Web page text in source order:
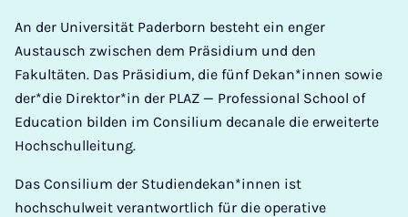
An der Universität Paderborn besteht ein enger
Austausch zwischen dem Präsidium und den
Fakultäten. Das Präsidium, die fünf Dekan*innen sowie
der*die Direktor*in der PLAZ — Professional School of
Education bilden im Consilium decanale die erweiterte
Hochschulleitung.
Das Consilium der Studiendekan*innen ist
hochschulweit verantwortlich für die operative